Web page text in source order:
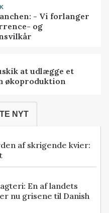
- Vi forlanger
og
at udlægge et
økoproduktion
NYT
af skrigende kvier:
En af landets
nu grisene til Danish